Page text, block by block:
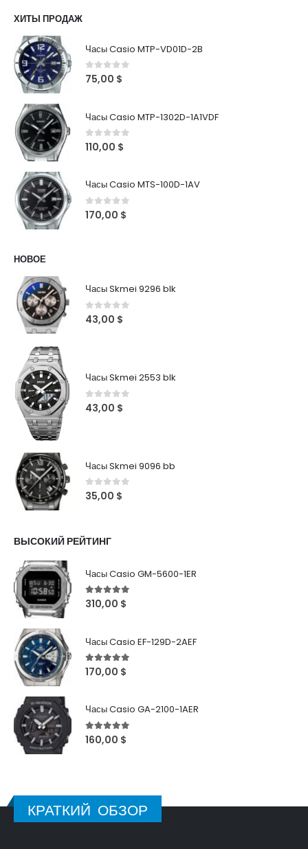
ХИТЫ ПРОДАЖ
Часы Casio MTP-VD01D-2B
0out of 5
75,00 $
Часы Casio MTP-1302D-1A1VDF
0out of 5
110,00 $
Часы Casio MTS-100D-1AV
0out of 5
170,00 $
НОВОЕ
Часы Skmei 9296 blk
0 out of 5
43,00 $
Часы Skmei 2553 blk
0 out of 5
43,00 $
Часы Skmei 9096 bb
0out of 5
35,00 $
ВЫСОКИЙ РЕЙТИНГ
Часы Casio GM-5600-1ER
5out of 5
310,00 $
Часы Casio EF-129D-2AEF
5out of 5
170,00 $
Часы Casio GA-2100-1AER
5out of 5
160,00 $
КРАТКИЙ ОБЗОР